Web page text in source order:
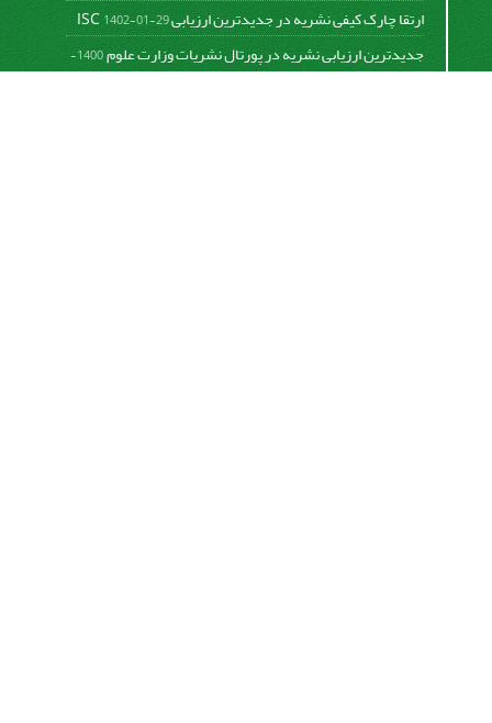
ارتقا چارک کیفی نشریه در جدیدترین ارزیابی ISC1402-01-29
جدیدترین ارزیابی نشریه در پورتال نشریات وزارت علوم
1400-